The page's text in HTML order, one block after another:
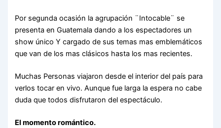
Por segunda ocasión la agrupación ¨Intocable¨ se
presenta en Guatemala dando a los espectadores un
show único Y cargado de sus temas mas emblemáticos
que van de los mas clásicos hasta los mas recientes.
Muchas Personas viajaron desde el interior del país para
verlos tocar en vivo. Aunque fue larga la espera no cabe
duda que todos disfrutaron del espectáculo.
El momento romántico.